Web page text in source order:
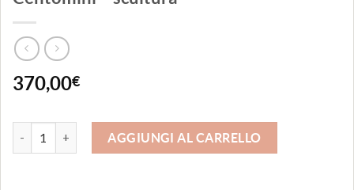
370,00€
AGGIUNGI AL CARRELLO